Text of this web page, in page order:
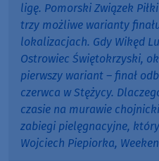
ligę. Pomorski Związek
trzy możliwe warianty
lokalizacjach. Gdy Wikęd
Ostrowiec Świętokrzyski,
pierwszy wariant – finał
czerwca w Stężycy.
czasie na murawie
zabiegi pielęgnacyjne,
Wojciech Piepiorka,